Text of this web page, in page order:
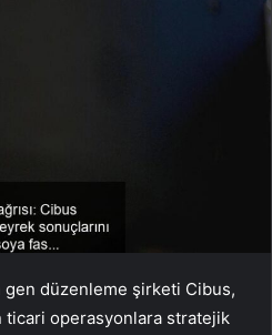
gen düzenleme şirketi Cibus,
ticari operasyonlara stratejik